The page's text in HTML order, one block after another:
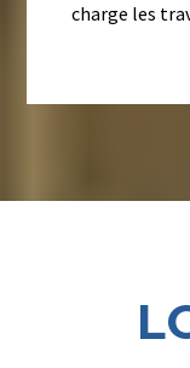
charge les